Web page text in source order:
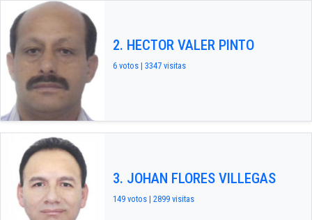
2. HECTOR VALER PINTO
6 votos | 3347 visitas
3. JOHAN FLORES VILLEGAS
149 votos | 2899 visitas